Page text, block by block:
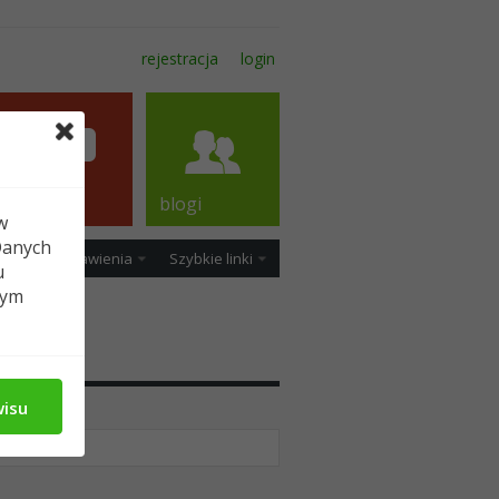
rejestracja login
Ustawienia Szybkie linki
blogi